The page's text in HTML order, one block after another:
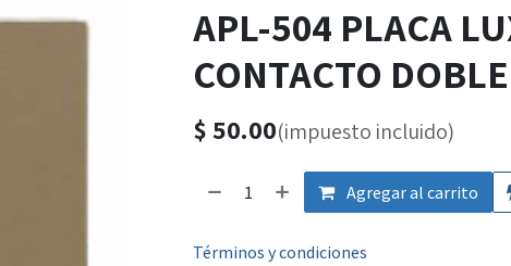
APL-504 PLACA
CONTACTO
$50.00(impuesto incluido)
Agregar al carrito
Términos y condiciones